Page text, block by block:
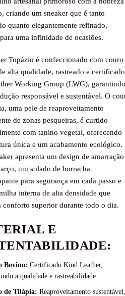
criando um sneaker que é tanto
quanto elegantemente refinado,
uma infinidade de ocasiões.
Topázio é confeccionado com couro
alta qualidade, rastreado e certificado
Working Group (LWG), garantindo
responsável e sustentável. O
uma pele de reaproveitamento
de zonas pesqueiras, é curtido
com tanino vegetal, oferecendo
única e um acabamento ecológico.
apresenta um design de amarração
um solado de borracha
para segurança em cada passo e
interna de alta densidade que
conforto superior durante todo o dia.
E
Bovino: Certificado Kind Leather,
a qualidade e rastreabilidade.
de Tilápia: Reaproveitamento sustentável,